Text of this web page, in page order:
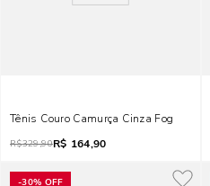
Tênis Couro Camurça Cinza Fog
R$329,90R$ 164,90
-30% OFF